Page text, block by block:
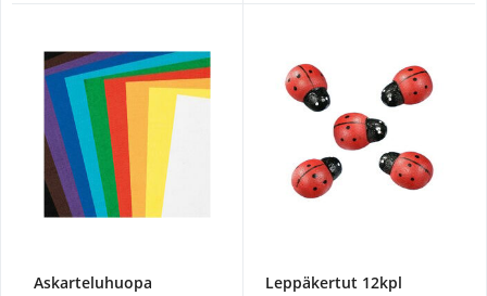
Askarteluhuopa
Leppäkertut 12kpl